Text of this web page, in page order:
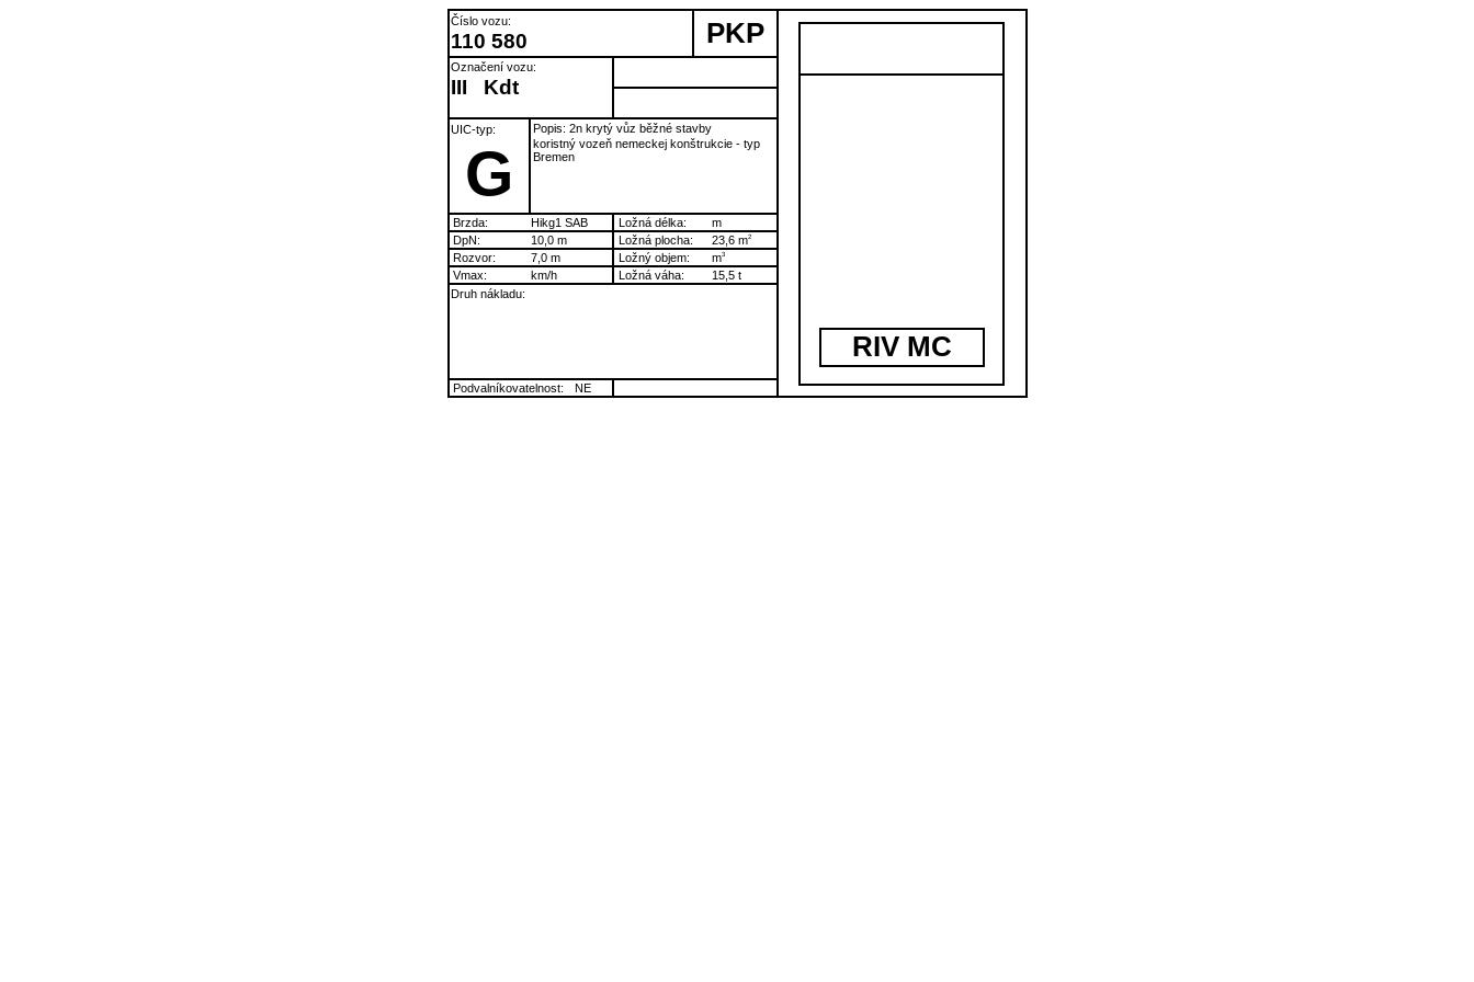
Číslo vozu:
110 580 PKP
RIV MC
Označení vozu:
III Kdt
UIC-typ:
G
Popis: 2n krytý vůz běžné stavby
koristný vozeň nemeckej konštrukcie - typ
Bremen
Brzda: Hikg1 SAB Ložná délka:
m
DpN:
10,0 m Ložná plocha: 23,6 m2
Rozvor: 7,0 m Ložný objem: m3
Vmax: km/h Ložná váha:
15,5 t
Druh nákladu:
Podvalníkovatelnost: NE